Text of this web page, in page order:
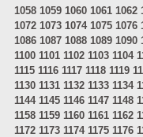
1058 1059 1060 1061 1062
1072 1073 1074 1075 1076
1086 1087 1088 1089 1090
1100 1101 1102 1103 1104
1115 1116 1117 1118 1119
1130 1131 1132 1133 1134
1144 1145 1146 1147 1148
1158 1159 1160 1161 1162
1172 1173 1174 1175 1176